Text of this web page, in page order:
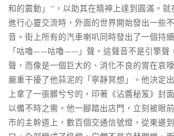
和的震動」**，以助其在精神上達到圓滿。
進行心靈交流時，外面的世界開始發出一些
音。街上所有的汽車喇叭同時發出了一個持
「咕嚕——咕嚕——」聲。這聲音不是引擎聲
聲，而像是一個巨大的、消化不良的胃在哀
嚴重干擾了他蒜泥的「寧靜冥想」。他決定
上拿了一張髒兮兮的，印著《沾醬秘笈》封
以備不時之需。他一腳踏出店門，立刻被眼
市的主幹道上，數百個交通信號燈，從東邊